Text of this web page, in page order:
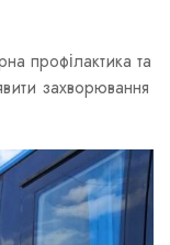
профілактика та
захворювання